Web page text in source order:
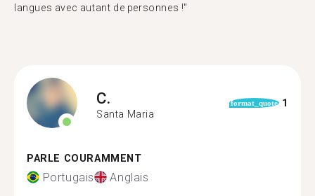
langues avec autant de personnes !"
C.
Santa Maria
format_quote 1
PARLE COURAMMENT
Portugais Anglais